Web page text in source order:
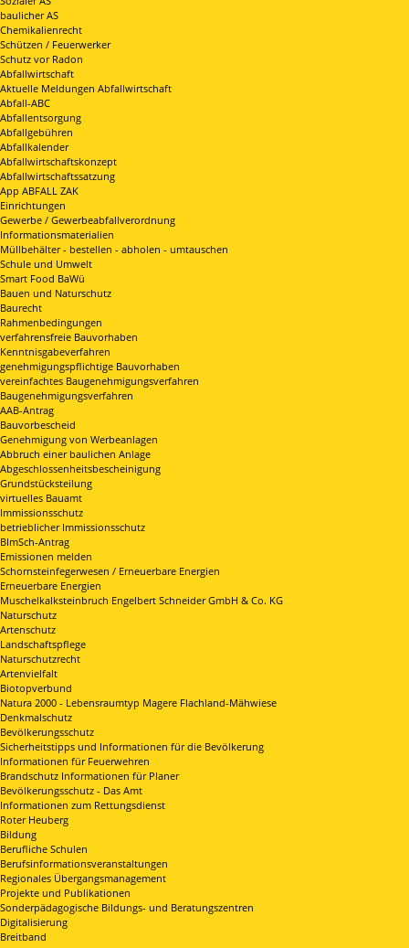
baulicher AS
Chemikalienrecht
Schützen / Feuerwerker
Schutz vor Radon
Abfallwirtschaft
Aktuelle Meldungen Abfallwirtschaft
Abfall-ABC
Abfallentsorgung
Abfallgebühren
Abfallkalender
Abfallwirtschaftskonzept
Abfallwirtschaftssatzung
App ABFALL ZAK
Einrichtungen
Gewerbe / Gewerbeabfallverordnung
Informationsmaterialien
Müllbehälter - bestellen - abholen - umtauschen
Schule und Umwelt
Smart Food BaWü
Bauen und Naturschutz
Baurecht
Rahmenbedingungen
verfahrensfreie Bauvorhaben
Kenntnisgabeverfahren
genehmigungspflichtige Bauvorhaben
vereinfachtes Baugenehmigungsverfahren
Baugenehmigungsverfahren
AAB-Antrag
Bauvorbescheid
Genehmigung von Werbeanlagen
Abbruch einer baulichen Anlage
Abgeschlossenheitsbescheinigung
Grundstücksteilung
virtuelles Bauamt
Immissionsschutz
betrieblicher Immissionsschutz
BImSch-Antrag
Emissionen melden
Schornsteinfegerwesen / Erneuerbare Energien
Erneuerbare Energien
Muschelkalksteinbruch Engelbert Schneider GmbH & Co. KG
Naturschutz
Artenschutz
Landschaftspflege
Naturschutzrecht
Artenvielfalt
Biotopverbund
Natura 2000 - Lebensraumtyp Magere Flachland-Mähwiese
Denkmalschutz
Bevölkerungsschutz
Sicherheitstipps und Informationen für die Bevölkerung
Informationen für Feuerwehren
Brandschutz Informationen für Planer
Bevölkerungsschutz - Das Amt
Informationen zum Rettungsdienst
Roter Heuberg
Bildung
Berufliche Schulen
Berufsinformationsveranstaltungen
Regionales Übergangsmanagement
Projekte und Publikationen
Sonderpädagogische Bildungs- und Beratungszentren
Digitalisierung
Breitband